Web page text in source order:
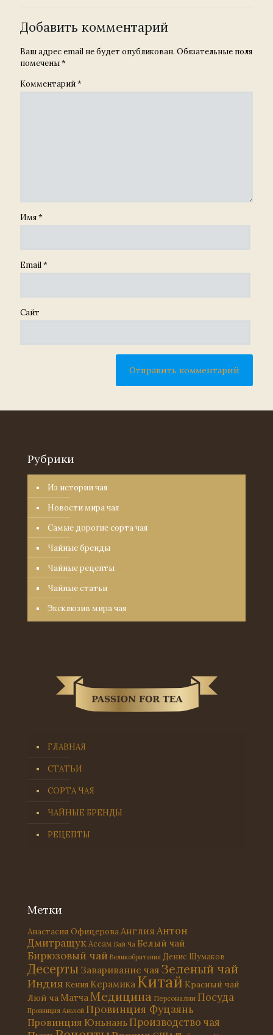
Добавить комментарий
Ваш адрес email не будет опубликован. Обязательные поля
помечены*
Комментарий*
Имя*
Email*
Сайт
Рубрики
Из истории чая
Новости мира чая
Самые дорогие сорта чая
Чайные бренды
Чайные рецепты
Чайные статьи
Эксклюзив мира чая
ГЛАВНАЯ
СТАТЬИ
СОРТА ЧАЯ
ЧАЙНЫЕ БРЕНДЫ
РЕЦЕПТЫ
Метки
Анастасия Офицерова Англия Антон
Дмитращук Ассам Бай Ча Белый чай
Бирюзовый чай Великобритания Денис Шумаков
Десерты Заваривание чая Зеленый чай
Индия Кения Керамика Китай Красный чай
Люй ча Матча Медицина Персоналии Посуда
Провинция Аньхой Провинция Фуцзянь
Провинция Юньнань Производство чая